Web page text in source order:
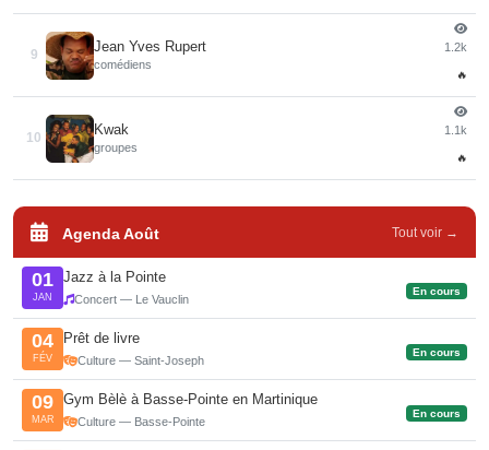
9
Jean Yves Rupert
comédiens
1.2k
🔥
10
Kwak
groupes
1.1k
🔥
Agenda Août Tout voir →
01
JAN
Jazz à la Pointe
Concert — Le Vauclin
En cours
04
FÉV
Prêt de livre
Culture — Saint-Joseph
En cours
09
MAR
Gym Bèlè à Basse-Pointe en Martinique
Culture — Basse-Pointe
En cours